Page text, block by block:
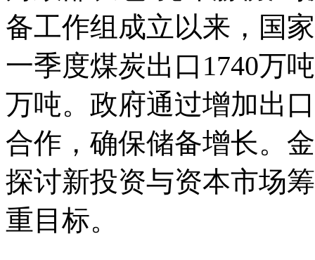
备工作组成立以来，国
一季度煤炭出口1740万
万吨。政府通过增加出
合作，确保储备增长。
探讨新投资与资本市场
重目标。